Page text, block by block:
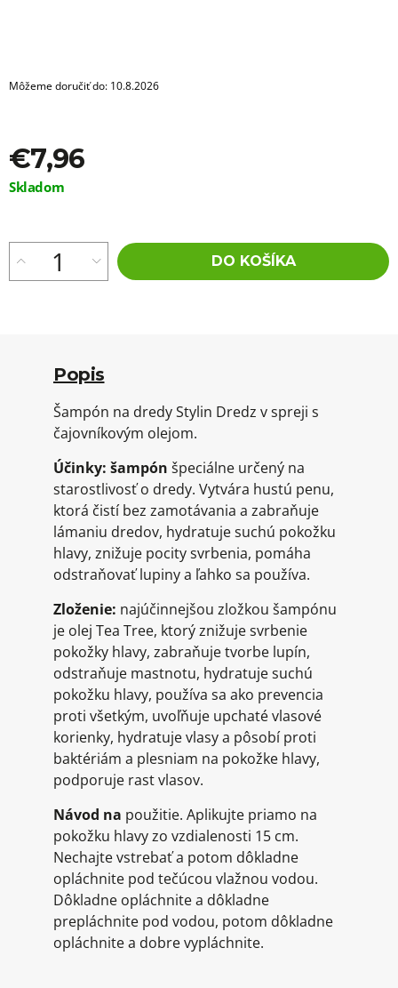
Môžeme doručiť do: 10.8.2026
€7,96
Jednotková
Skladom
DO KOŠÍKA
Popis
Šampón na dredy Stylin Dredz v spreji s
čajovníkovým olejom.
Účinky: šampón špeciálne určený na
starostlivosť o dredy. Vytvára hustú penu,
ktorá čistí bez zamotávania a zabraňuje
lámaniu dredov, hydratuje suchú pokožku
hlavy, znižuje pocity svrbenia, pomáha
odstraňovať lupiny a ľahko sa používa.
Zloženie: najúčinnejšou zložkou šampónu
je olej Tea Tree, ktorý znižuje svrbenie
pokožky hlavy, zabraňuje tvorbe lupín,
odstraňuje mastnotu, hydratuje suchú
pokožku hlavy, používa sa ako prevencia
proti všetkým, uvoľňuje upchaté vlasové
korienky, hydratuje vlasy a pôsobí proti
baktériám a plesniam na pokožke hlavy,
podporuje rast vlasov.
Návod na použitie. Aplikujte priamo na
pokožku hlavy zo vzdialenosti 15 cm.
Nechajte vstrebať a potom dôkladne
opláchnite pod tečúcou vlažnou vodou.
Dôkladne opláchnite a dôkladne
prepláchnite pod vodou, potom dôkladne
opláchnite a dobre vypláchnite.